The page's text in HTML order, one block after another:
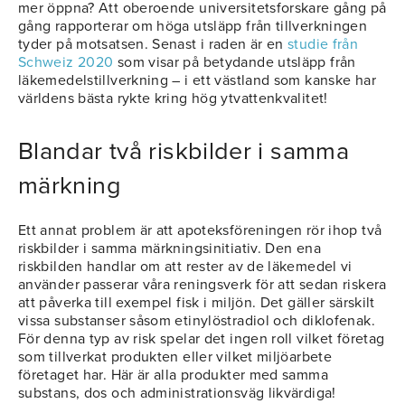
mer öppna? Att oberoende universitetsforskare gång på
gång rapporterar om höga utsläpp från tillverkningen
tyder på motsatsen. Senast i raden är enstudie från
Schweiz 2020 som visar på betydande utsläpp från
läkemedelstillverkning – i ett västland som kanske har
världens bästa rykte kring hög ytvattenkvalitet!
Blandar två riskbilder i samma
märkning
Ett annat problem är att apoteksföreningen rör ihop två
riskbilder i samma märkningsinitiativ. Den ena
riskbilden handlar om att rester av de läkemedel vi
använder passerar våra reningsverk för att sedan riskera
att påverka till exempel fisk i miljön. Det gäller särskilt
vissa substanser såsom etinylöstradiol och diklofenak.
För denna typ av risk spelar det ingen roll vilket företag
som tillverkat produkten eller vilket miljöarbete
företaget har. Här är alla produkter med samma
substans, dos och administrationsväg likvärdiga!